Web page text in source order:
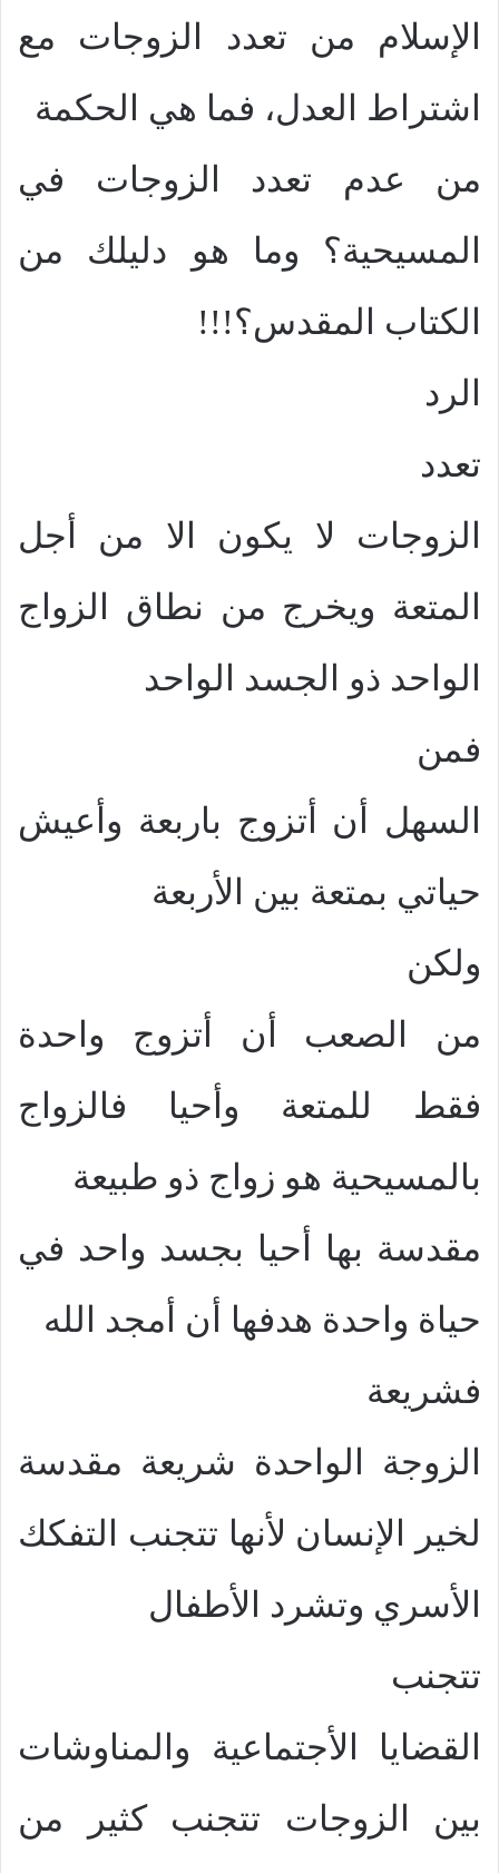
الإسلام من تعدد الزوجات مع
اشتراط العدل، فما هي الحكمة
من عدم تعدد الزوجات في
المسيحية؟ وما هو دليلك من
الكتاب المقدس؟!!!
الرد
تعدد
الزوجات لا يكون الا من أجل
المتعة ويخرج من نطاق الزواج
الواحد ذو الجسد الواحد
فمن
السهل أن أتزوج باربعة وأعيش
حياتي بمتعة بين الأربعة
ولكن
من الصعب أن أتزوج واحدة
فقط للمتعة وأحيا فالزواج
بالمسيحية هو زواج ذو طبيعة
مقدسة بها أحيا بجسد واحد في
حياة واحدة هدفها أن أمجد الله
فشريعة
الزوجة الواحدة شريعة مقدسة
لخير الإنسان لأنها تتجنب التفكك
الأسري وتشرد الأطفال
تتجنب
القضايا الأجتماعية والمناوشات
بين الزوجات تتجنب كثير من